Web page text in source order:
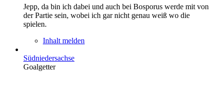
Jepp, da bin ich dabei und auch bei Bosporus werde mit von
der Partie sein, wobei ich gar nicht genau weiß wo die
spielen.
Inhalt melden
Südniedersachse
Goalgetter